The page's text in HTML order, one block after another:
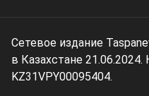
Сетевое издание
в Казахстане
KZ31VPY00095404.